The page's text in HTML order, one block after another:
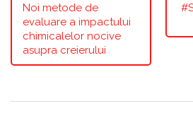
Noi metode de
evaluare a impactului
chimicalelor nocive
asupra creierului